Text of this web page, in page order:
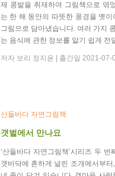
제 콩밭을 취재하여 그림책으로 엮
는 한 해 동안의 따뜻한 풍경을 옛
그림으로 담아냈습니다. 여러 가지
는 음식에 관한 정보를 알기 쉽게 전
저자 보리 정지윤 | 출간일 2021-07-
산들바다 자연그림책
갯벌에서 만나요
‘산들바다 자연그림책’시리즈 두
갯바닥에 흔하게 널린 조개에서부